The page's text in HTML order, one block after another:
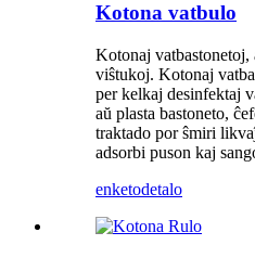
Kotona vatbulo
Kotonaj vatbastonetoj,
viŝtukoj. Kotonaj
per kelkaj desinfektaj
aŭ plasta bastoneto,
traktado por ŝmiri
adsorbi puson kaj
enketodetalo